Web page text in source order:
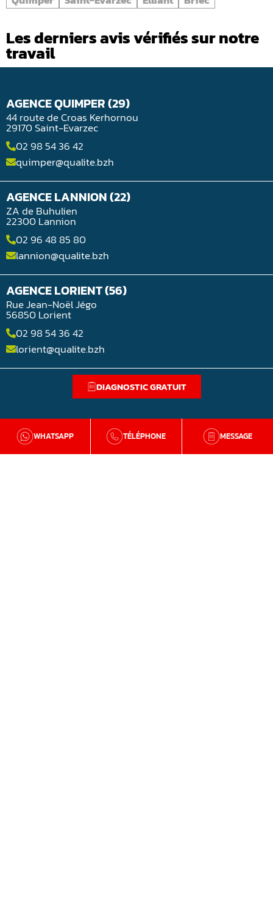
WHATSAPP TÉLÉPHONE MESSAGE
Les derniers avis vérifiés sur notre
travail
AGENCE QUIMPER (29)
44 route de Croas Kerhornou
29170 Saint-Evarzec
02 98 54 36 42
quimper@qualite.bzh
AGENCE LANNION (22)
ZA de Buhulien
22300 Lannion
02 96 48 85 80
lannion@qualite.bzh
AGENCE LORIENT (56)
Rue Jean-Noël Jégo
56850 Lorient
02 98 54 36 42
lorient@qualite.bzh
DIAGNOSTIC GRATUIT